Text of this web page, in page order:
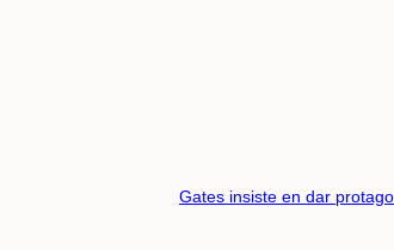
Gates insiste en dar